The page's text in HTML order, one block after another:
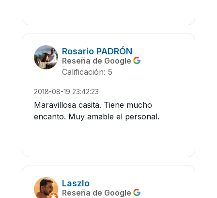
Rosario PADRÓN
Reseña de Google
Calificación: 5
2018-08-19 23:42:23
Maravillosa casita. Tiene mucho
encanto. Muy amable el personal.
Laszlo
Reseña de Google